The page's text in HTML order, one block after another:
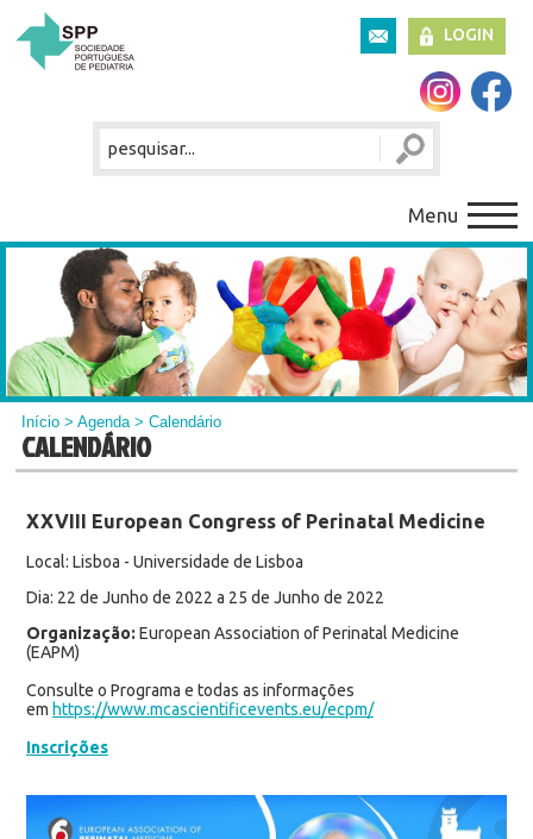
LOGIN
Menu
Início >Agenda> Calendário
CALENDÁRIO
XXVIII European Congress of Perinatal Medicine
Local: Lisboa - Universidade de Lisboa
Dia: 22 de Junho de 2022 a 25 de Junho de 2022
Organização: European Association of Perinatal Medicine
(EAPM)
Consulte o Programa e todas as informações
em https://www.mcascientificevents.eu/ecpm/
Inscrições